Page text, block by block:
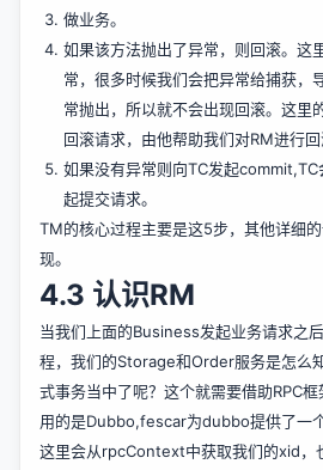
做业务。
如果该方法抛出了异常，则回滚。这
常，很多时候我们会把异常给捕获，
常抛出，所以就不会出现回滚。这里
回滚请求，由他帮助我们对RM进行回
如果没有异常则向TC发起commit,TC
起提交请求。
TM的核心过程主要是这5步，其他详细
现。
4.3 认识RM
当我们上面的Business发起业务请求之
程，我们的Storage和Order服务是怎么
式事务当中了呢？这个就需要借助RPC
用的是Dubbo,fescar为dubbo提供了一
这里会从rpcContext中获取我们的xid，